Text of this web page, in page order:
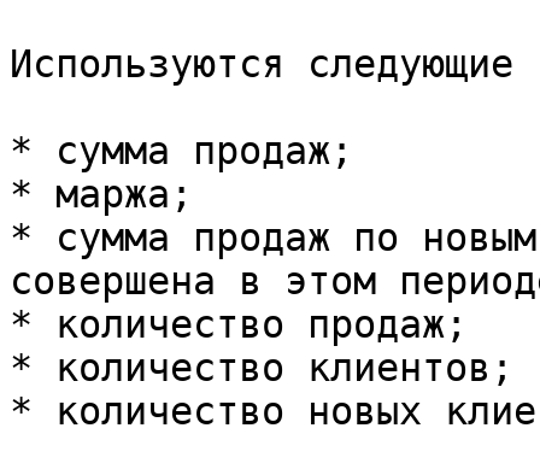
Используются следующие
* сумма продаж;
* маржа;
* сумма продаж по
совершена в этом
* количество продаж;
* количество клиентов;
* количество новых